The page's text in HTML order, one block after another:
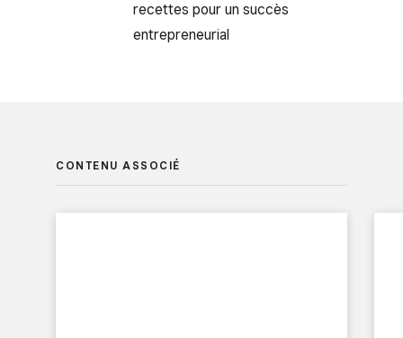
recettes pour un succès
entrepreneurial
CONTENU ASSOCIÉ